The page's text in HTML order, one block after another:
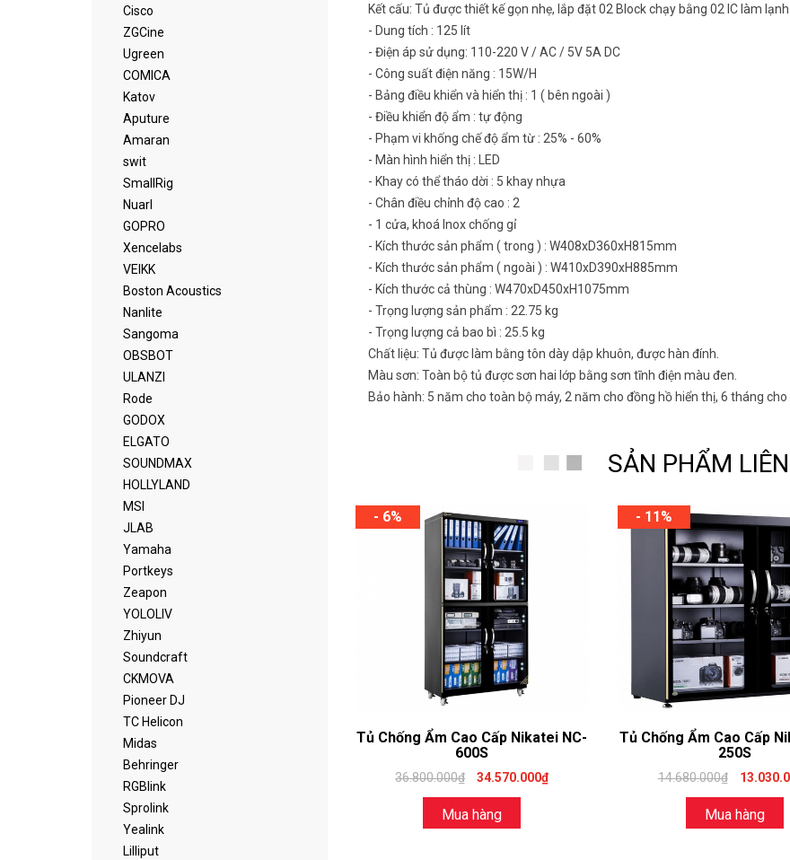
Kết cấu: Tủ được thiết kế gọn nhẹ, lắp đặt 02 Block chạy bằng 02 IC làm
- Dung tích : 125 lít
- Điện áp sử dụng: 110-220 V / AC / 5V 5A DC
- Công suất điện năng : 15W/H
- Bảng điều khiển và hiển thị : 1 ( bên ngoài )
- Điều khiển độ ẩm : tự động
- Phạm vi khống chế độ ẩm từ : 25% - 60%
- Màn hình hiển thị : LED
- Khay có thể tháo dời : 5 khay nhựa
- Chân điều chỉnh độ cao : 2
- 1 cửa, khoá Inox chống gỉ
- Kích thước sản phẩm ( trong ) : W408xD360xH815mm
- Kích thước sản phẩm ( ngoài ) : W410xD390xH885mm
- Kích thước cả thùng : W470xD450xH1075mm
- Trọng lượng sản phẩm : 22.75 kg
- Trọng lượng cả bao bì : 25.5 kg
Chất liệu: Tủ được làm bằng tôn dày dập khuôn, được hàn đính.
Màu sơn: Toàn bộ tủ được sơn hai lớp bằng sơn tĩnh điện màu đen.
Bảo hành: 5 năm cho toàn bộ máy, 2 năm cho đồng hồ hiển thị, 6 tháng
SẢN PHẨM
- 6%
Tủ Chống Ẩm Cao Cấp Nikatei NC-
600S
36.800.000₫ 34.570.000₫
Mua hàng
- 11%
Tủ Chống Ẩm Cao Cấp
250S
14.680.000₫
Mua hàng
Cisco
ZGCine
Ugreen
COMICA
Katov
Aputure
Amaran
swit
SmallRig
Nuarl
GOPRO
Xencelabs
VEIKK
Boston Acoustics
Nanlite
Sangoma
OBSBOT
ULANZI
Rode
GODOX
ELGATO
SOUNDMAX
HOLLYLAND
MSI
JLAB
Yamaha
Portkeys
Zeapon
YOLOLIV
Zhiyun
Soundcraft
CKMOVA
Pioneer DJ
TC Helicon
Midas
Behringer
RGBlink
Sprolink
Yealink
Lilliput